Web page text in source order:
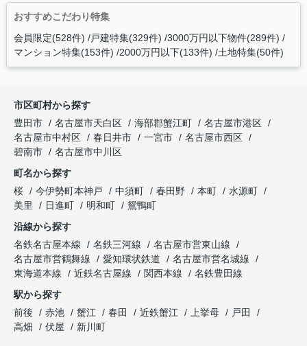
おすすめこだわり特集
会員限定(528件) 戸建特集(329件) 3000万円以下物件(289件)
マンション特集(153件) 2000万円以下(133件) 土地特集(50件)
市区町村から探す
豊田市
名古屋市天白区 海部郡蟹江町
名古屋市港区
名古屋市中村区
春日井市 一宮市
名古屋市西区
碧南市
名古屋市中川区
町名から探す
桜
今伊勢町本神戸 中須町 春田野 本町
水源町
美里
日進町 明和町
鴛鴨町
沿線から探す
名鉄名古屋本線
名鉄三河線
名古屋市営東山線
名古屋市営鶴舞線
愛知環状鉄道
名古屋市営名城線
東海道本線
近鉄名古屋線 関西本線
名鉄豊田線
駅から探す
前後
赤池 蟹江 春田 近鉄蟹江 上挙母
戸田
高畑
伏屋 新川町